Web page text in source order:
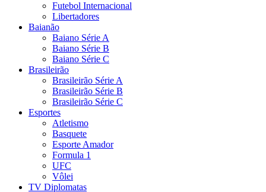
Futebol Internacional
Libertadores
Baianão
Baiano Série A
Baiano Série B
Baiano Série C
Brasileirão
Brasileirão Série A
Brasileirão Série B
Brasileirão Série C
Esportes
Atletismo
Basquete
Esporte Amador
Formula 1
UFC
Vôlei
TV Diplomatas